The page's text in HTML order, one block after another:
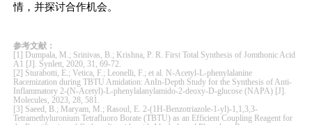
情，并探讨合作机会。
参考文献：
[1] Dumpala, M.; Srinivas, B.; Krishna, P. R. First Total Synthesis of Jomthonic Acid
A1 [J]. Synlett, 2020, 31, 69-72.
[2] Sturabotti, E.; Vetica, F.; Leonelli, F.; et al. N-Acetyl-L-phenylalanine
Racemization during TBTU Amidation: AnIn-Depth Study for the Synthesis of Anti-
Inflammatory 2-(N-Acetyl)-L-phenylalanylamido-2-deoxy-D-glucose (NAPA) [J].
Molecules, 2023, 28, 581.
[3] Saeed, B.; Maryam, M.; Rasoul, E. 2-(1H-Benzotriazole-1-yl)-1,1,3,3-
Tetramethyluronium Tetrafluoro Borate (TBTU) as an Efficient Coupling Reagent for